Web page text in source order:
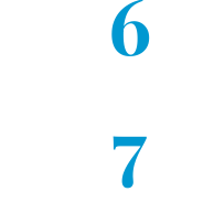
6
7